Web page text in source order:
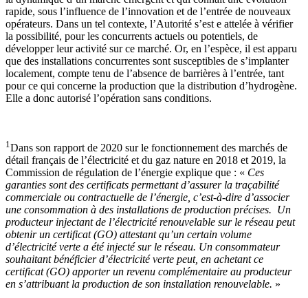
rapide, sous l’influence de l’innovation et de l’entrée de nouveaux
opérateurs. Dans un tel contexte, l’Autorité s’est e attelée à vérifier
la possibilité, pour les concurrents actuels ou potentiels, de
développer leur activité sur ce marché. Or, en l’espèce, il est apparu
que des installations concurrentes sont susceptibles de s’implanter
localement, compte tenu de l’absence de barrières à l’entrée, tant
pour ce qui concerne la production que la distribution d’hydrogène.
Elle a donc autorisé l’opération sans conditions.
1Dans son rapport de 2020 sur le fonctionnement des marchés de
détail français de l’électricité et du gaz nature en 2018 et 2019, la
Commission de régulation de l’énergie explique que : « Ces
garanties sont des certificats permettant d’assurer la traçabilité
commerciale ou contractuelle de l’énergie, c’est-à-dire d’associer
une consommation à des installations de production précises. Un
producteur injectant de l’électricité renouvelable sur le réseau peut
obtenir un certificat (GO) attestant qu’un certain volume
d’électricité verte a été injecté sur le réseau. Un consommateur
souhaitant bénéficier d’électricité verte peut, en achetant ce
certificat (GO) apporter un revenu complémentaire au producteur
en s’attribuant la production de son installation renouvelable. »